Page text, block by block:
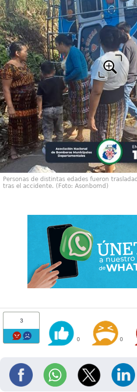
Personas de distintas edades fueron
tras el accidente. (Foto: Asonbomd)
3
0 0